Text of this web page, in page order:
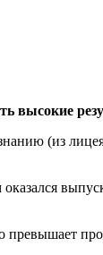
высокие
(из
превышает